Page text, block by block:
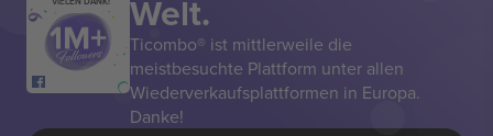
Welt.
Ticombo® ist mittlerweile die
meistbesuchte Plattform unter allen
Wiederverkaufsplattformen in Europa.
Danke!